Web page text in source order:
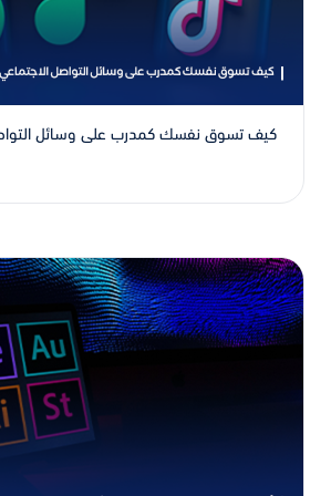
كيف تسوق نفسك كمدرب على وسائل